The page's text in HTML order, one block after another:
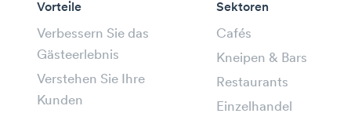
Vorteile
Verbessern Sie das
Gästeerlebnis
Verstehen Sie Ihre
Kunden
Sektoren
Cafés
Kneipen & Bars
Restaurants
Einzelhandel